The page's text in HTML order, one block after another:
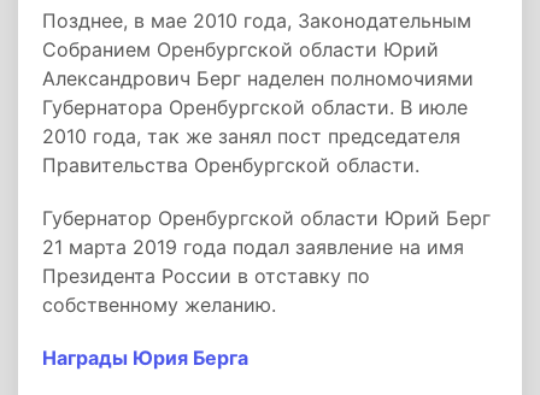
Позднее, в мае 2010 года, Законодательным
Собранием Оренбургской области Юрий
Александрович Берг наделен полномочиями
Губернатора Оренбургской области. В июле
2010 года, так же занял пост председателя
Правительства Оренбургской области.
Губернатор Оренбургской области Юрий Берг
21 марта 2019 года подал заявление на имя
Президента России в отставку по
собственному желанию.
Награды Юрия Берга